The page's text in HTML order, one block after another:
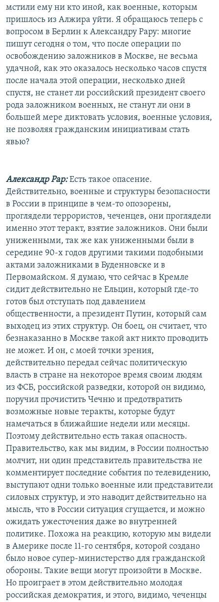
мстили ему ни кто иной, как военные, которым
пришлось из Алжира уйти. Я обращаюсь теперь с
вопросом в Берлин к Александру Рару: многие
пишут сегодня о том, что после операции по
освобождению заложников в Москве, не весьма
удачной, как это оказалось несколько часов спустя
после начала этой операции, несколько дней
спустя, не станет ли российский президент своего
рода заложником военных, не станут ли они в
большей мере диктовать условия, военные условия,
не позволяя гражданским инициативам стать
явью?
Александр Рар:Есть такое опасение.
Действительно, военные и структуры безопасности
в России в принципе в чем-то опозорены,
проглядели террористов, чеченцев, они проглядели
именно этот теракт, взятие заложников. Они были
униженными, так же как униженными были в
середине 90-х годов другими такими подобными
актами заложниками в Буденновске и в
Первомайском. Я думаю, что сейчас в Кремле
сидит действительно не Ельцин, который где-то
готов был отступать под давлением
общественности, а президент Путин, который сам
выходец из этих структур. Он боец, он считает, что
безнаказанно в Москве такой акт никто проводить
не может. И он, с моей точки зрения,
действительно передал сейчас политическую
власть в стране на некоторое время своим людям
из ФСБ, российской разведки, которой он видимо,
поручил прочистить Чечню и предотвратить
возможные новые теракты, которые будут
намечаться в ближайшие недели или месяцы.
Поэтому действительно есть такая опасность.
Правительство, как мы видим, в России полностью
молчит, ни один представитель правительства не
комментирует последние события по телевидению,
выступают одни только военные или представители
силовых структур, и это наводит действительно на
мысль, что в России ситуация сгущается, и можно
ожидать ужесточения даже во внутренней
политике. Похожа на реакцию, которую мы видели
в Америке после 11-го сентября, которой создано
было новое супер-министерство для гражданской
обороны. Такие вещи могут произойти в Москве.
Но проиграет в этом действительно молодая
российская демократия, и этого, видимо, чеченцы